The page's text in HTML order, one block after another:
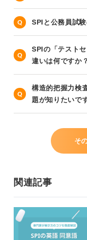
SPIと公務員試
SPIの「テスト
違いは何ですか？
構造的把握力検
題が知りたいです
そ
関連記事